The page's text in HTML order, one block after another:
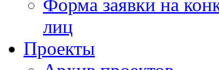
Форма заявки на
лиц
Проекты